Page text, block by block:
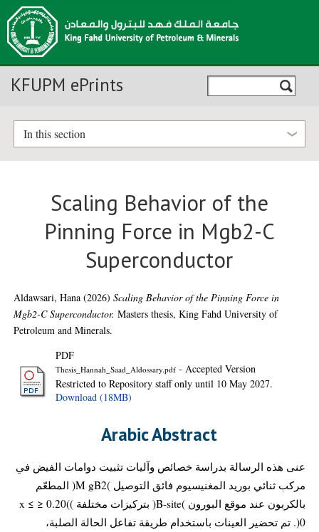
KFUPM ePrints
In this section
Scaling Behavior of the
Pinning Force in Mgb2-C
Superconductor
Aldawsari, Hana (2026)Scaling Behavior of the Pinning Force in
Mgb2-C Superconductor. Masters thesis, King Fahd University of
Petroleum and Minerals.
PDF
Thesis_Hannah_Saad_Aldossary.pdf - Accepted Version
Restricted to Repository staff only until 10 May 2027.
Download (18MB)
Arabic Abstract
عنى هذه الرسالة بدراسة خصائص وآليات تثبيت دوامات الفيض في
مركب ثنائي بوريد المغنيسيوم فائق التوصيل )M gB2( المطعّم
بالكربون عند موقع البورون )B-site( بتركيزات مختلفة ))0.20 ≤ x ≤
0(. تم تحضير العينات باستخدام طريقة تفاعل الحالة الصلبة،